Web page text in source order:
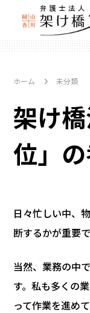
ホーム 未分類
架け
位」の
日々忙しい中、
断するかが重要で
当然、業務の中
す。私も多くの
って作業を進めて